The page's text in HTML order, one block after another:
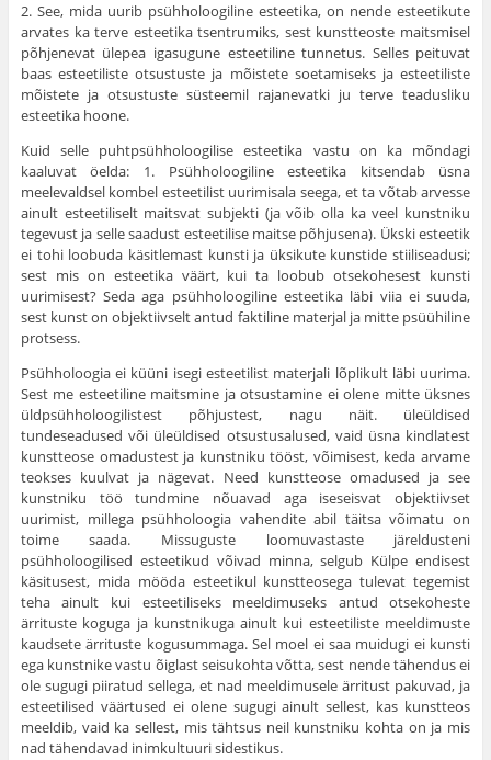
2. See, mida uurib psühholoogiline esteetika, on nende esteetikute
arvates ka terve esteetika tsentrumiks, sest kunstteoste maitsmisel
põhjenevat ülepea igasugune estee­tiline tunnetus. Selles peituvat
baas esteetiliste otsustuste ja mõistete soetamiseks ja esteetiliste
mõistete ja otsustuste süsteemil rajanevatki ju terve teadusliku
esteetika hoone.
Kuid selle puhtpsühholoogilise esteetika vastu on ka mõndagi
kaaluvat öelda: 1. Psühholoogiline esteetika kitsen­dab üsna
meelevaldsel kombel esteetilist uurimisala seega, et ta võtab arvesse
ainult esteetiliselt maitsvat subjekti (ja võib olla ka veel kunstniku
tegevust ja selle saadust esteetilise maitse põhjusena). Ükski esteetik
ei tohi loobuda käsitlemast kunsti ja üksikute kunstide stiiliseadusi;
sest mis on esteetika väärt, kui ta loobub otsekohesest kunsti
uurimisest? Seda aga psühholoogiline esteetika läbi viia ei suuda,
sest kunst on objektiivselt antud faktiline materjal ja mitte psüühiline
protsess.
Psühholoogia ei küüni isegi esteetilist materjali lõp­likult läbi uurima.
Sest me esteetiline maitsmine ja otsus­tamine ei olene mitte üksnes
üldpsühholoogilistest põhjustest, nagu näit. üleüldised
tundeseadused või üleüldised otsustusalused, vaid üsna kindlatest
kunstteose oma­dustest ja kunstniku tööst, võimisest, keda arvame
teokses kuulvat ja nägevat. Need kunstteose omadused ja see
kunstniku töö tundmine nõuavad aga iseseisvat objek­tiivset
uurimist, millega psühholoogia vahendite abil täitsa võimatu on
toime saada. Missuguste loomuvastaste järel­dusteni
psühholoogilised esteetikud võivad minna, selgub Külpe endisest
käsitusest, mida mööda esteetikul kunstteosega tulevat tegemist
teha ainult kui esteetiliseks meeldimu­seks antud otsekoheste
ärrituste koguga ja kunstnikuga ainult kui esteetiliste meeldimuste
kaudsete ärrituste kogusummaga. Sel moel ei saa muidugi ei kunsti
ega kunstnike vastu õiglast seisukohta võtta, sest nende tähendus ei
ole sugugi piiratud sellega, et nad meeldimusele ärritust pakuvad, ja
esteetilised väärtused ei olene sugugi ainult sellest, kas kunstteos
meeldib, vaid ka sellest, mis tähtsus neil kunstniku kohta on ja mis
nad tähendavad inimkultuuri sidestikus.